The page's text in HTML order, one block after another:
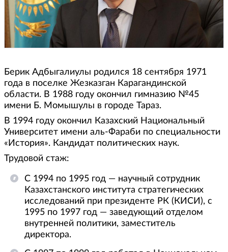
Берик Адбыгалиулы родился 18 сентября 1971
года в поселке Жезказган Карагандинской
области. В 1988 году окончил гимназию №45
имени Б. Момышулы в городе Тараз.
В 1994 году окончил Казахский Национальный
Университет имени аль-Фараби по специальности
«История». Кандидат политических наук.
Трудовой стаж:
С 1994 по 1995 год — научный сотрудник
Казахстанского института стратегических
исследований при президенте РК (КИСИ), с
1995 по 1997 год — заведующий отделом
внутренней политики, заместитель
директора.